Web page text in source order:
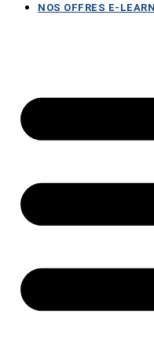
NOS OFFRES E-